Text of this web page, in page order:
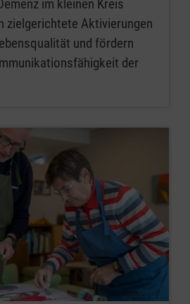
im kleinen Kreis
zielgerichtete Aktivierungen
und fördern
der